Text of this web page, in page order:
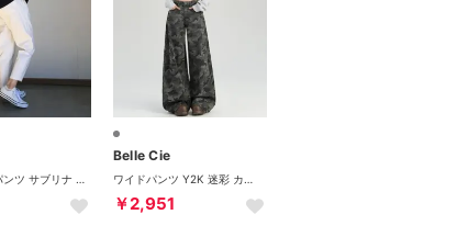
Belle Cie
￥2,951